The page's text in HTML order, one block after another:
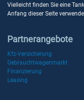
Vielleicht finden Sie eine
Anfang dieser Seite
Partnerangebote
Kfz-Versicherung
Gebrauchtwagenmarkt
Finanzierung
Leasing